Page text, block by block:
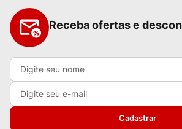
Receba ofertas e
Cadastrar